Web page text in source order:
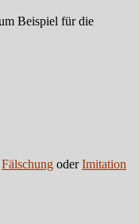
Beispiel für die
Fälschung oderImitation